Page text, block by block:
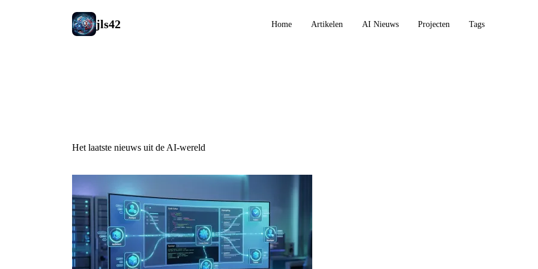
jls42 Home Artikelen AI Nieuws Projecten Tags
Het laatste nieuws uit de AI-wereld